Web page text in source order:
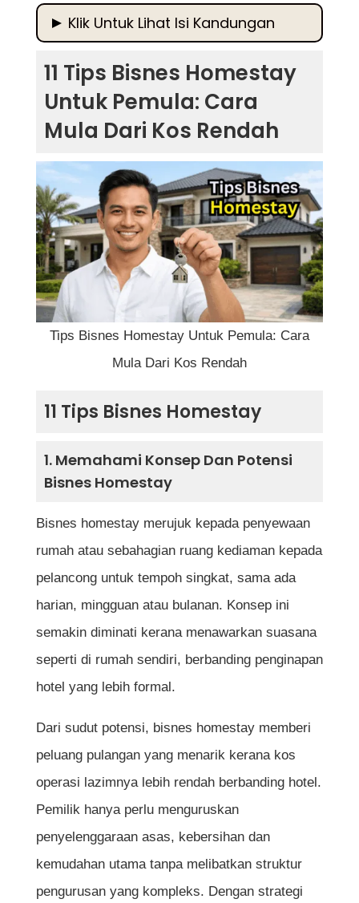
Klik Untuk Lihat Isi Kandungan
Cara Mula Dari Kos Rendah
11 Tips Bisnes Homestay
1. Memahami Konsep Dan Potensi
Bisnes Homestay
2. Menentukan Matlamat Dan Skala
Permulaan
3. Pemilihan Lokasi Yang Strategik
4. Mengurus Modal Dengan Bijak Untuk
Kos Rendah
5. Penyediaan Kemudahan Asas Yang
6. Penjenamaan Dan Identiti Homestay
7. Strategi Penetapan Harga Yang
Kompetitif
8. Menggunakan Platform Tempahan
Dalam Talian
9. Kepentingan Ulasan Dan Reputasi
Pelanggan
Perancangan Jangka Panjang Untuk
Pertumbuhan
11 Tips Bisnes Homestay
Untuk Pemula: Cara
Mula Dari Kos Rendah
Tips Bisnes Homestay Untuk Pemula: Cara
Mula Dari Kos Rendah
11 Tips Bisnes Homestay
1. Memahami Konsep Dan Potensi
Bisnes Homestay
Bisnes homestay merujuk kepada penyewaan
rumah atau sebahagian ruang kediaman kepada
pelancong untuk tempoh singkat, sama ada
harian, mingguan atau bulanan. Konsep ini
semakin diminati kerana menawarkan suasana
seperti di rumah sendiri, berbanding penginapan
hotel yang lebih formal.
Dari sudut potensi, bisnes homestay memberi
peluang pulangan yang menarik kerana kos
operasi lazimnya lebih rendah berbanding hotel.
Pemilik hanya perlu menguruskan
penyelenggaraan asas, kebersihan dan
kemudahan utama tanpa melibatkan struktur
pengurusan yang kompleks. Dengan strategi